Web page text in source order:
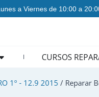
a Viernes de 10:00 a
REPARACION
CURSOS
1º - 12.9 2015 / Reparar